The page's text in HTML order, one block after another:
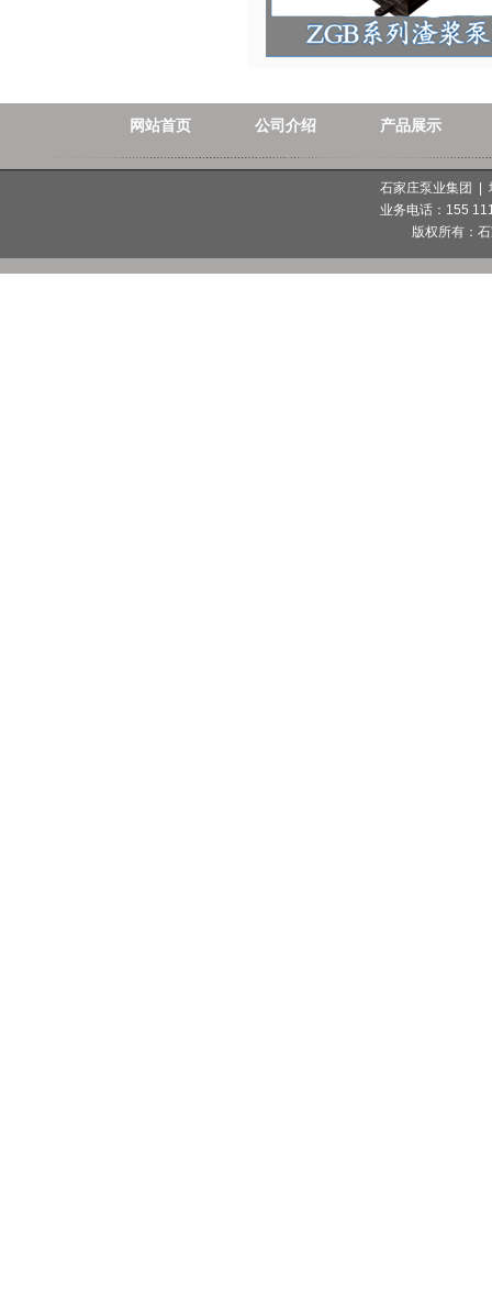
网站首页 公司介绍 产品展示
石家庄泵业集团 |
业务电话：155
版权所有：